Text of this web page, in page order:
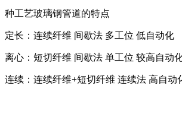
种工艺玻璃钢管道的特点
定长：连续纤维 间歇法 多工位 低自动化
离心：短切纤维 间歇法 单工位 较高自动
连续：连续纤维+短切纤维 连续法 高自动